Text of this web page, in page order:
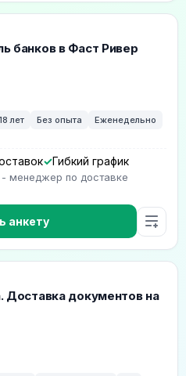
банков в Фаст Ривер
лет Без опыта
Еженедельно
Гибкий график
менеджер по доставке
анкету
Доставка документов на